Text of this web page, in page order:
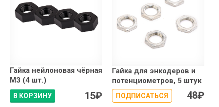
Гайка нейлоновая чёрная
М3 (4 шт.)
В КОРЗИНУ 15₽
Гайка для энкодеров и
потенциометров, 5 штук
ПОДПИСАТЬСЯ 48₽